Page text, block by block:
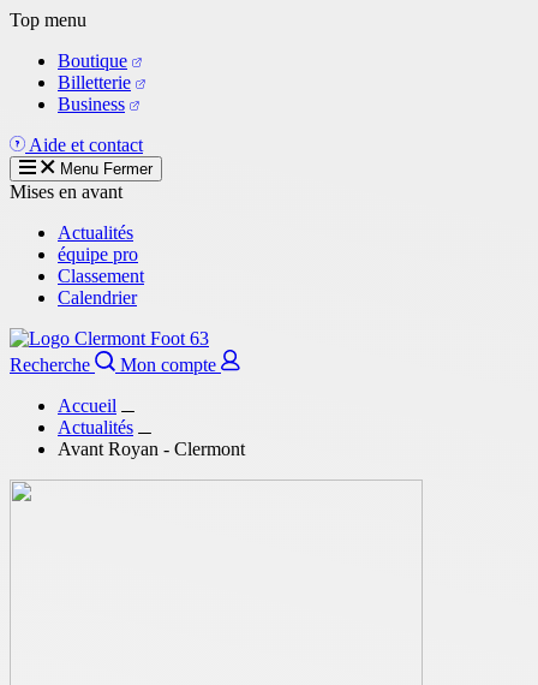
Aller
contenu
principal
Top menu
Boutique
Billetterie
Business
Aide et contact
Menu Fermer
Mises en avant
Actualités
équipe pro
Classement
Calendrier
Recherche
Mon compte
Accueil
Actualités
Avant Royan - Clermont